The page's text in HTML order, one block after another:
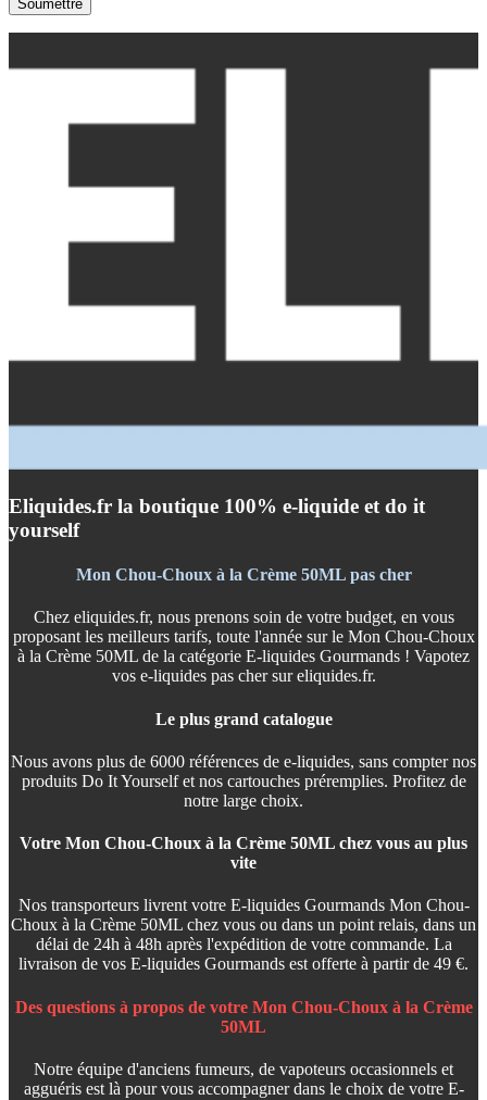
Eliquides.fr la boutique 100% e-liquide et do it
yourself
Mon Chou-Choux à la Crème 50ML pas cher
Chez eliquides.fr, nous prenons soin de votre budget, en vous
proposant les meilleurs tarifs, toute l'année sur le Mon Chou-Choux
à la Crème 50ML de la catégorie E-liquides Gourmands ! Vapotez
vos e-liquides pas cher sur eliquides.fr.
Le plus grand catalogue
Nous avons plus de 6000 références de e-liquides, sans compter nos
produits Do It Yourself et nos cartouches préremplies. Profitez de
notre large choix.
Votre Mon Chou-Choux à la Crème 50ML chez vous au plus
vite
Nos transporteurs livrent votre E-liquides Gourmands Mon Chou-
Choux à la Crème 50ML chez vous ou dans un point relais, dans un
délai de 24h à 48h après l'expédition de votre commande. La
livraison de vos E-liquides Gourmands est offerte à partir de 49 €.
Des questions à propos de votre Mon Chou-Choux à la Crème
50ML
Notre équipe d'anciens fumeurs, de vapoteurs occasionnels et
agguéris est là pour vous accompagner dans le choix de votre E-